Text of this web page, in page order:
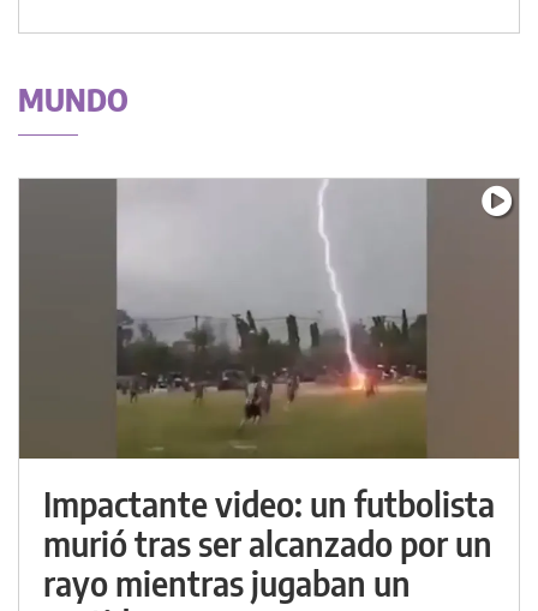
MUNDO
Impactante video: un futbolista
murió tras ser alcanzado por un
rayo mientras jugaban un